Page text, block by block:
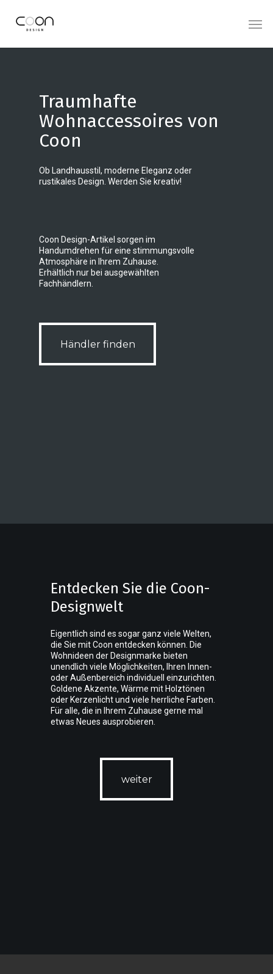
Traumhafte
Wohnaccessoires von
Coon
Ob Landhausstil, moderne Eleganz oder
rustikales Design. Werden Sie kreativ!
Coon Design-Artikel sorgen im
Handumdrehen für eine stimmungsvolle
Atmosphäre in Ihrem Zuhause.
Erhältlich nur bei ausgewählten
Fachhändlern.
Händler finden
Händler finden
Entdecken Sie die Coon-
Designwelt
Eigentlich sind es sogar ganz viele Welten,
die Sie mit Coon entdecken können. Die
Wohnideen der Designmarke bieten
unendlich viele Möglichkeiten, Ihren Innen-
oder Außenbereich individuell einzurichten.
Goldene Akzente, Wärme mit Holztönen
oder Kerzenlicht und viele herrliche Farben.
Für alle, die in Ihrem Zuhause gerne mal
etwas Neues ausprobieren.
weiter
weiter